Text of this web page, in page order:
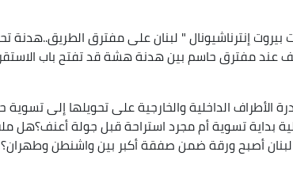
إنترناشيونال " لبنان على مفترق الطريق..هدنة
عند مفترق حاسم بين هدنة هشة قد تفتح باب
الأطراف الداخلية والخارجية على تحويلها إلى
بداية تسوية أم مجرد استراحة قبل جولة أعنف؟هل
أصبح ورقة ضمن صفقة أكبر بين واشنطن وطهران؟